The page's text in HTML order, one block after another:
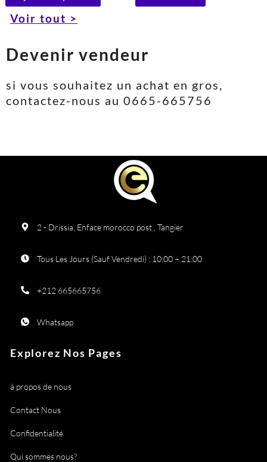
240V)
sur 5
Voir tout >
Devenir vendeur
si vous souhaitez un achat en gros,
contactez-nous au 0665-665756
2 - Drissia, Enface morocco post , Tangier
Tous Les Jours (Sauf Vendredi) : 10:00 – 21:00
+212 665665756
Whatsapp
Explorez Nos Pages
à propos de nous
Contact Nous
Confidentialité
Qui sommes nous?